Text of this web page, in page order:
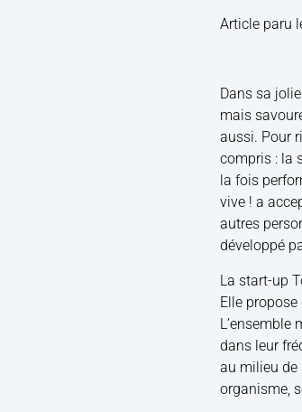
Article paru
Dans sa
mais
aussi. Pour
compris : la
la fois
vive ! a
autres
développé
La start-up
Elle
L’ensemble
dans leur
au milieu de
organisme,